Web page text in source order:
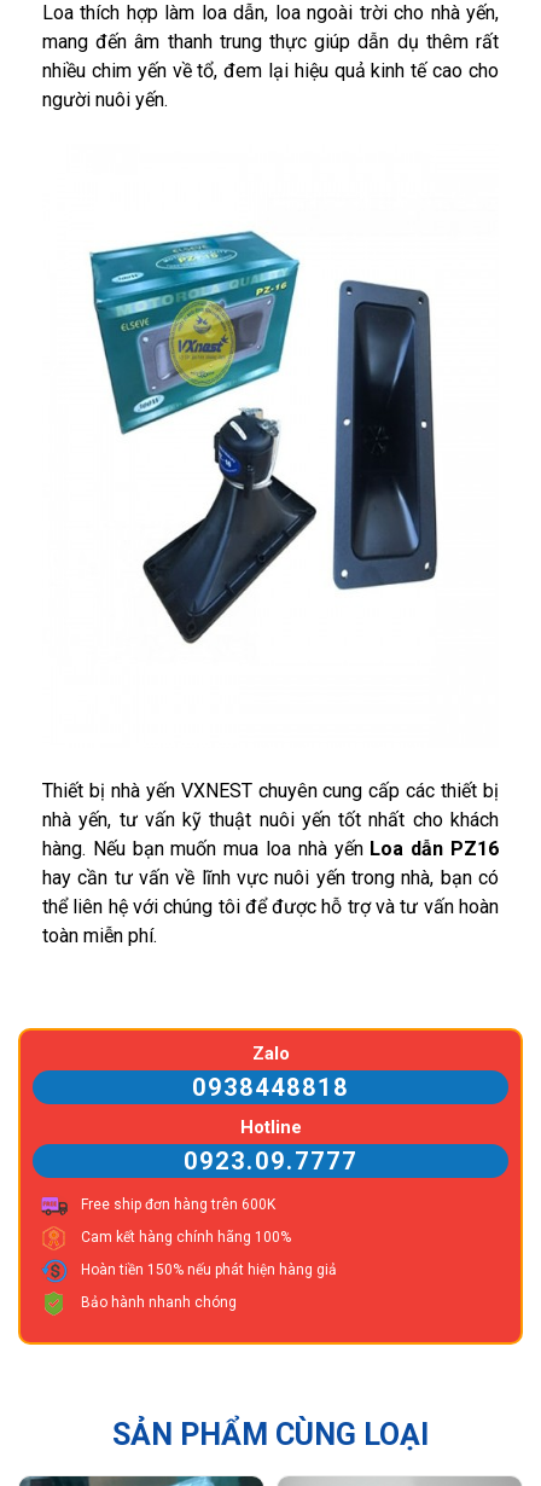
Loa thích hợp làm loa dẫn, loa ngoài trời cho nhà yến,
mang đến âm thanh trung thực giúp dẫn dụ thêm rất
nhiều chim yến về tổ, đem lại hiệu quả kinh tế cao cho
người nuôi yến.
Thiết bị nhà yến VXNEST chuyên cung cấp các thiết bị
nhà yến, tư vấn kỹ thuật nuôi yến tốt nhất cho khách
hàng. Nếu bạn muốn mua loa nhà yến Loa dẫn PZ16
hay cần tư vấn về lĩnh vực nuôi yến trong nhà, bạn có
thể liên hệ với chúng tôi để được hỗ trợ và tư vấn hoàn
toàn miễn phí.
Zalo
0938448818
Hotline
0923.09.7777
Free ship đơn hàng trên 600K
Cam kết hàng chính hãng 100%
Hoàn tiền 150% nếu phát hiện hàng giả
Bảo hành nhanh chóng
SẢN PHẨM CÙNG LOẠI